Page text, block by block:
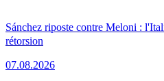
Sánchez riposte contre Meloni :
rétorsion
07.08.2026